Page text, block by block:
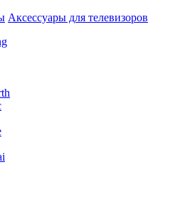
Аксессуары для телевизоров